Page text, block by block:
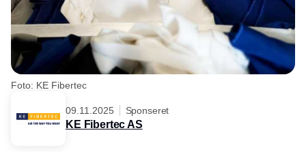
Foto: KE Fibertec
09.11.2025 Sponseret
KE Fibertec AS